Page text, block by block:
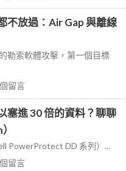
不放過：Air Gap 與離線
勒索軟體攻擊，第一個目標
個留言
塞進 30 倍的資料？聊聊
PowerProtect DD 系列）...
個留言